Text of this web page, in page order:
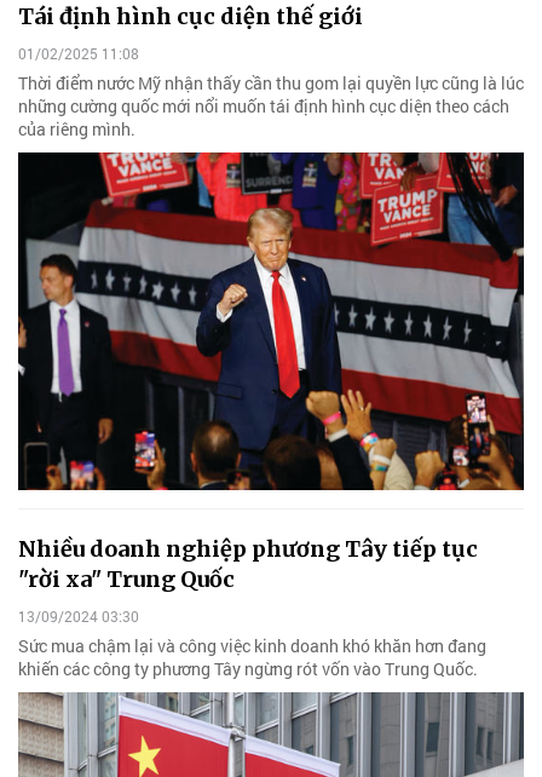
Tái định hình cục diện thế giới
01/02/2025 11:08
Thời điểm nước Mỹ nhận thấy cần thu gom lại quyền lực cũng là lúc
những cường quốc mới nổi muốn tái định hình cục diện theo cách
của riêng mình.
Nhiều doanh nghiệp phương Tây tiếp tục
"rời xa" Trung Quốc
13/09/2024 03:30
Sức mua chậm lại và công việc kinh doanh khó khăn hơn đang
khiến các công ty phương Tây ngừng rót vốn vào Trung Quốc.